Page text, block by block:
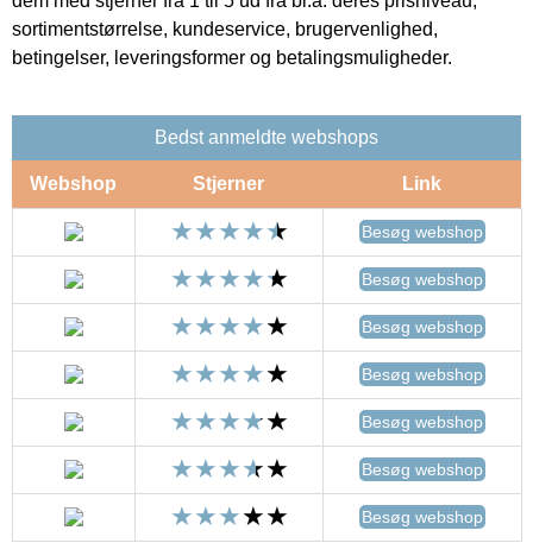
sortimentstørrelse, kundeservice, brugervenlighed,
betingelser, leveringsformer og betalingsmuligheder.
Bedst anmeldte webshops
Webshop Stjerner Link
Besøg webshop
Besøg webshop
Besøg webshop
Besøg webshop
Besøg webshop
Besøg webshop
Besøg webshop